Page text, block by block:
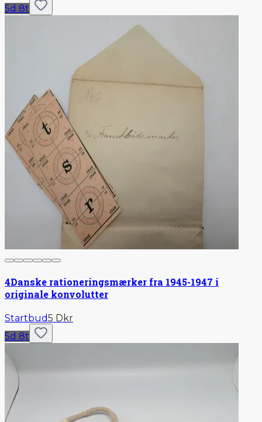
5d 8t
4Danske rationeringsmærker fra 1945-1947 i
originale konvolutter
Startbud5 Dkr
5d 8t